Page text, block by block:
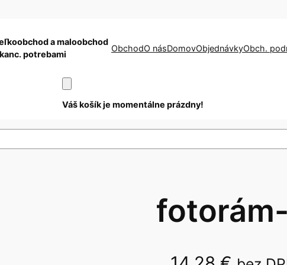
a maloobchod
potrebami
ObchodO násDomovObjednávkyObch.
Váš košík je momentálne prázdny!